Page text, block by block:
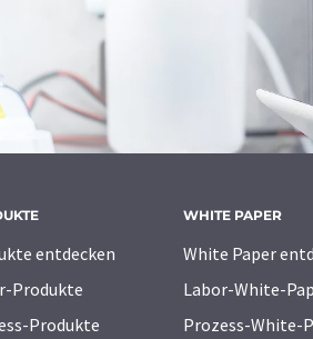
entdecken
Produkte
Produkte
WHITE PAPER
White Paper
Labor-White-
Prozess-White-